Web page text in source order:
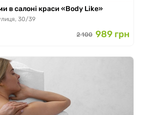
в салоні краси «Body Like»
30/39
2 100 989 грн